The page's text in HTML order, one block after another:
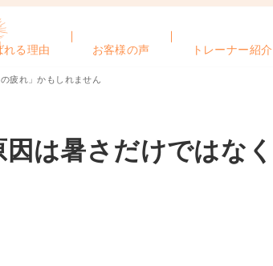
れる理由 お客様の声 トレーナー紹介
疲れ」かもしれません
は暑さだけではな